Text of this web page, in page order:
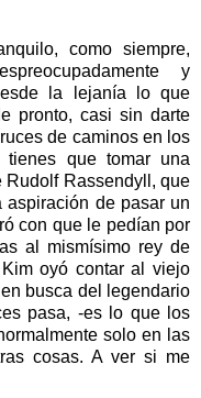
como siempre,
y
la lejanía lo que
pronto, casi sin darte
de caminos en los
que tomar una
Rassendyll, que
de pasar un
con que le pedían por
al mismísimo rey de
oyó contar al viejo
busca del legendario
pasa, -es lo que los
solo en las
cosas. A ver si me